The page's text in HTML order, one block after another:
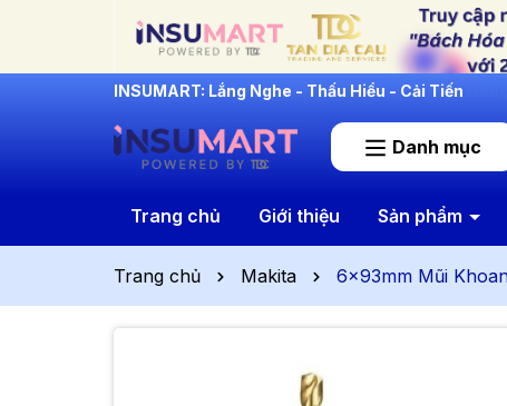
INSUMART: Lắng Nghe - Thấu Hiểu - Cải Tiến
Danh mục
Trang chủ Giới thiệu Sản phẩm
Trang chủ Makita 6x93mm Mũi